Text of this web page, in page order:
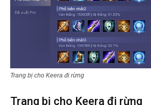
Trang bị cho Keera đi rừng
Trang bị cho Keera đi rừng